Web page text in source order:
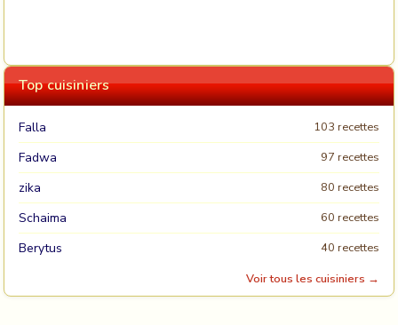
Top cuisiniers
Falla 103 recettes
Fadwa 97 recettes
zika 80 recettes
Schaima 60 recettes
Berytus
40 recettes
Voir tous les cuisiniers →